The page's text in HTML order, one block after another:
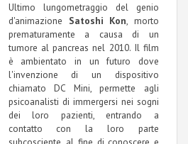
Ultimo lungometraggio del genio
d'animazione Satoshi Kon, morto
prematuramente a causa di un
tumore al pancreas nel 2010. Il film
è ambientato in un futuro dove
l'invenzione di un dispositivo
chiamato DC Mini, permette agli
psicoanalisti di immergersi nei sogni
dei loro pazienti, entrando a
contatto con la loro parte